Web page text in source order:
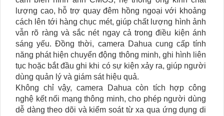
lượng cao, hỗ trợ quay đêm hồng ngoại với khoảng
cách lên tới hàng chục mét, giúp chất lượng hình ảnh
vẫn rõ ràng và sắc nét ngay cả trong điều kiện ánh
sáng yếu. Đồng thời, camera Dahua cung cấp tính
năng phát hiện chuyển động thông minh, ghi hình liên
tục hoặc bắt đầu ghi khi có sự kiện xảy ra, giúp người
dùng quản lý và giám sát hiệu quả.
Không chỉ vậy, camera Dahua còn tích hợp công
nghệ kết nối mạng thông minh, cho phép người dùng
dễ dàng theo dõi và kiểm soát từ xa qua ứng dụng di